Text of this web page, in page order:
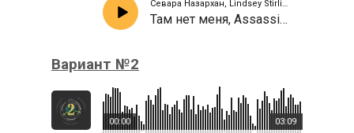
Севара Назархан, Lindsey Stirling
Там нет меня, Assassin's Creed III
Вариант №2
03:09
00:00